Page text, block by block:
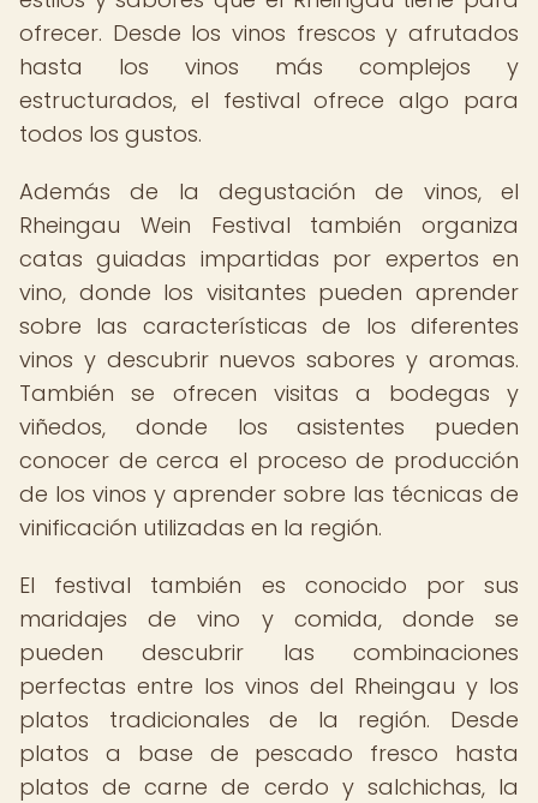
ofrecer. Desde los vinos frescos y afrutados
hasta los vinos más complejos y
estructurados, el festival ofrece algo para
todos los gustos.
Además de la degustación de vinos, el
Rheingau Wein Festival también organiza
catas guiadas impartidas por expertos en
vino, donde los visitantes pueden aprender
sobre las características de los diferentes
vinos y descubrir nuevos sabores y aromas.
También se ofrecen visitas a bodegas y
viñedos, donde los asistentes pueden
conocer de cerca el proceso de producción
de los vinos y aprender sobre las técnicas de
vinificación utilizadas en la región.
El festival también es conocido por sus
maridajes de vino y comida, donde se
pueden descubrir las combinaciones
perfectas entre los vinos del Rheingau y los
platos tradicionales de la región. Desde
platos a base de pescado fresco hasta
platos de carne de cerdo y salchichas, la